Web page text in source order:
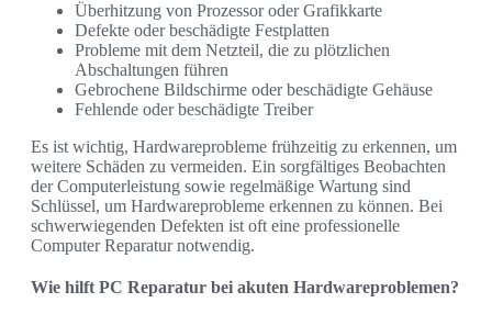
Überhitzung von Prozessor oder Grafikkarte
Defekte oder beschädigte Festplatten
Probleme mit dem Netzteil, die zu plötzlichen
Abschaltungen führen
Gebrochene Bildschirme oder beschädigte Gehäuse
Fehlende oder beschädigte Treiber
Es ist wichtig, Hardwareprobleme frühzeitig zu erkennen, um
weitere Schäden zu vermeiden. Ein sorgfältiges Beobachten
der Computerleistung sowie regelmäßige Wartung sind
Schlüssel, um Hardwareprobleme erkennen zu können. Bei
schwerwiegenden Defekten ist oft eine professionelle
Computer Reparatur notwendig.
Wie hilft PC Reparatur bei akuten Hardwareproblemen?